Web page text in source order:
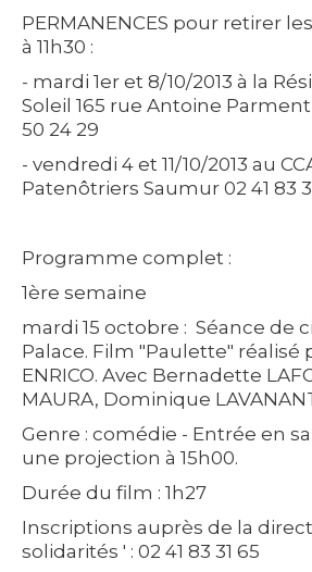
PERMANENCES pour retirer
à 11h30 :
- mardi 1er et 8/10/2013 à la
Soleil 165 rue Antoine
50 24 29
- vendredi 4 et 11/10/2013 au
Patenôtriers Saumur 02 41 83
Programme complet :
1ère semaine
mardi 15 octobre : Séance de
Palace. Film "Paulette" réalisé
ENRICO. Avec Bernadette
MAURA, Dominique
Genre : comédie - Entrée en
une projection à 15h00.
Durée du film : 1h27
Inscriptions auprès de la
solidarités ' : 02 41 83 31 65